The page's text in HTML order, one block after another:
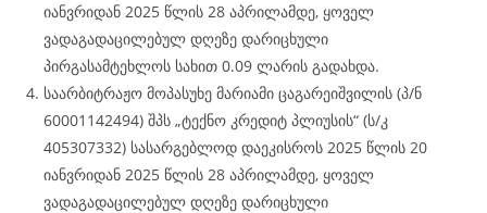
იანვრიდან 2025 წლის 28 აპრილამდე, ყოველ
ვადაგადაცილებულ დღეზე დარიცხული
პირგასამტეხლოს სახით 0.09 ლარის გადახდა.
საარბიტრაჟო მოპასუხე მარიამი ცაგარეიშვილის (პ/ნ
60001142494) შპს „ტექნო კრედიტ პლიუსის“ (ს/კ
405307332) სასარგებლოდ დაეკისროს 2025 წლის 20
იანვრიდან 2025 წლის 28 აპრილამდე, ყოველ
ვადაგადაცილებულ დღეზე დარიცხული